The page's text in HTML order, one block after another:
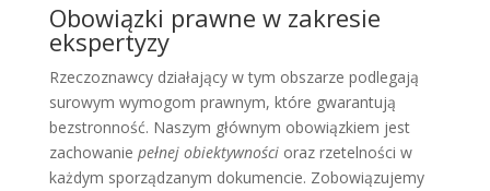
Obowiązki prawne w zakresie
ekspertyzy
Rzeczoznawcy działający w tym obszarze podlegają
surowym wymogom prawnym, które gwarantują
bezstronność. Naszym głównym obowiązkiem jest
zachowanie pełnej obiektywnościoraz rzetelności w
każdym sporządzanym dokumencie. Zobowiązujemy